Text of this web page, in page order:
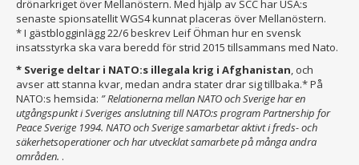
drönarkriget över Mellanöstern. Med hjälp av SCC har USA:s
senaste spionsatellit WGS4 kunnat placeras över Mellanöstern.
* I gästblogginlägg 22/6 beskrev Leif Öhman hur en svensk
insatsstyrka ska vara beredd för strid 2015 tillsammans med Nato.
* Sverige deltar i NATO:s illegala krig i Afghanistan, och
avser att stanna kvar, medan andra stater drar sig tillbaka.* På
NATO:s hemsida: ” Relationerna mellan NATO och Sverige har en
utgångspunkt i Sveriges anslutning till NATO:s program Partnership for
Peace Sverige 1994. NATO och Sverige samarbetar aktivt i freds- och
säkerhetsoperationer och har utvecklat samarbete på många andra
områden. .